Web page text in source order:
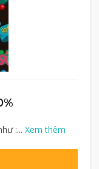
:... Xem thêm